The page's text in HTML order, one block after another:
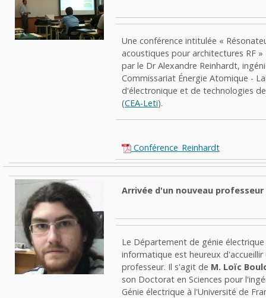
Une conférence intitulée «
acoustiques pour architectures RF
par le Dr Alexandre Reinhardt,
Commissariat Énergie Atomique -
d'électronique et de technologies
(CEA-Leti).
Conférence_Reinhardt
Arrivée d'un nouveau professeur
Le Département de génie
informatique est heureux d'accueillir
professeur. Il s'agit de M. Loïc
son Doctorat en Sciences pour
Génie électrique à l'Université de